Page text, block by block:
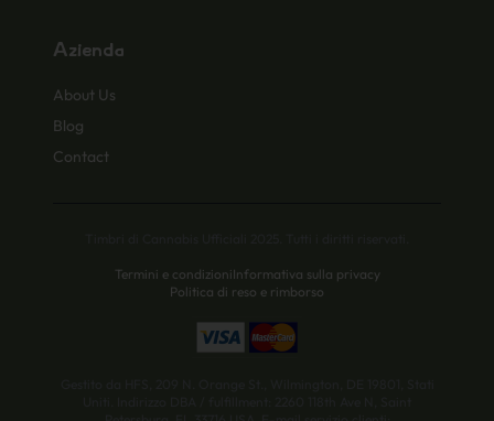
Azienda
About Us
Blog
Contact
Termini e condizioniInformativa sulla privacy
Politica di reso e rimborso